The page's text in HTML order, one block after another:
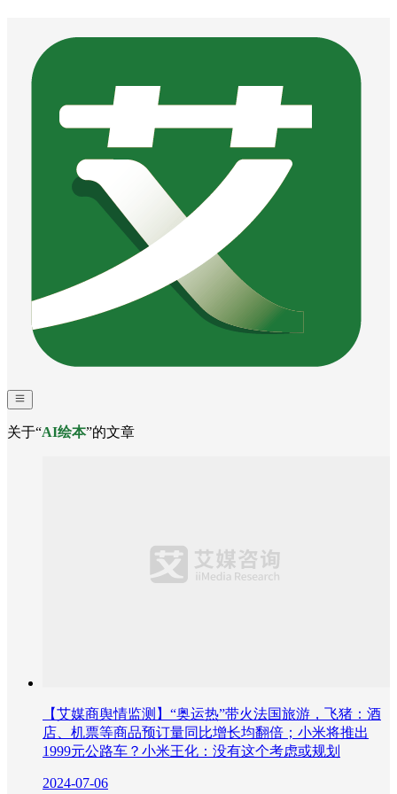
关于“AI绘本”的文章
【艾媒商舆情监测】“奥运热”带火法国旅游，飞猪：酒
店、机票等商品预订量同比增长均翻倍；小米将推出
1999元公路车？小米王化：没有这个考虑或规划
2024-07-06